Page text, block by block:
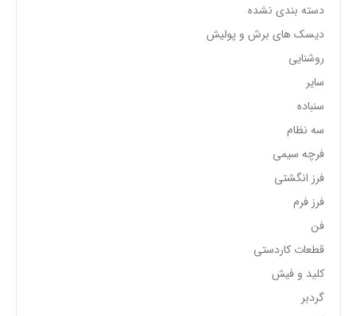
دسته بندی نشده
دیسک های برش و پولیش
روشنایی
سایر
سنباده
سه نظام
فرچه سیمی
فرز انگشتی
فرز فرم
فن
قطعات کاردستی
کلید و فیش
گردبر